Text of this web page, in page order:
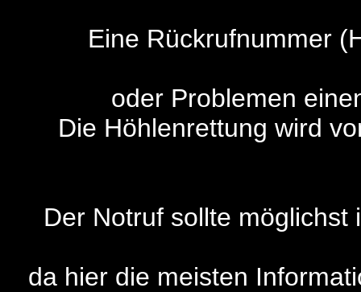
Eine Rückrufnummer
oder Problemen
Die Höhlenrettung wird
Der Notruf sollte
da hier die meisten